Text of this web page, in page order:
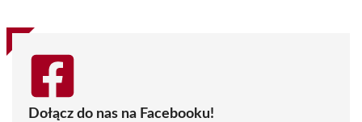
Dołącz do nas na Facebooku!